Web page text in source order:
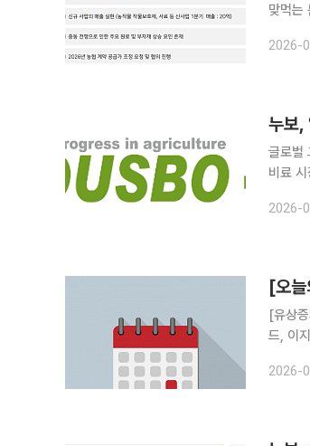
맞먹는
누보
2026-
누보,
글로벌
비료
생분
2026-
[오늘
[유상증자] 뉴로메카,
2026-